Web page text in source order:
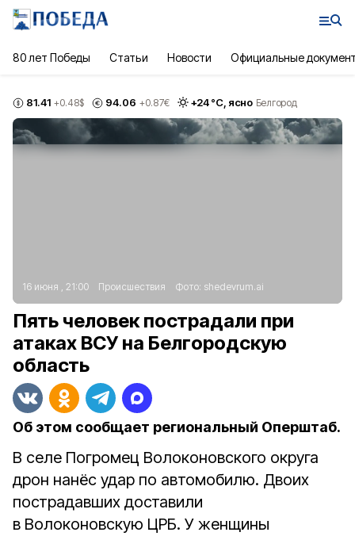
80 лет Победы Статьи Новости Официальные
81.41 +0.48$ 94.06 +0.87€ +24°С, ясно Белгород
16 июня , 21:00 Происшествия Фото: shedevrum.ai
Пять человек пострадали при
атаках ВСУ на Белгородскую
область
Об этом сообщает региональный Оперштаб.
В селе Погромец Волоконовского округа
дрон нанёс удар по автомобилю. Двоих
пострадавших доставили
в Волоконовскую ЦРБ. У женщины